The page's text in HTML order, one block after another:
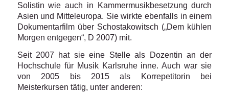
Solistin wie auch in Kammermusikbesetzung durch
Asien und Mitteleuropa. Sie wirkte ebenfalls in einem
Dokumentarfilm über Schostakowitsch („Dem kühlen
Morgen entgegen“, D 2007) mit.
Seit 2007 hat sie eine Stelle als Dozentin an der
Hochschule für Musik Karlsruhe inne. Auch war sie
von 2005 bis 2015 als Korrepetitorin bei
Meisterkursen tätig, unter anderen: